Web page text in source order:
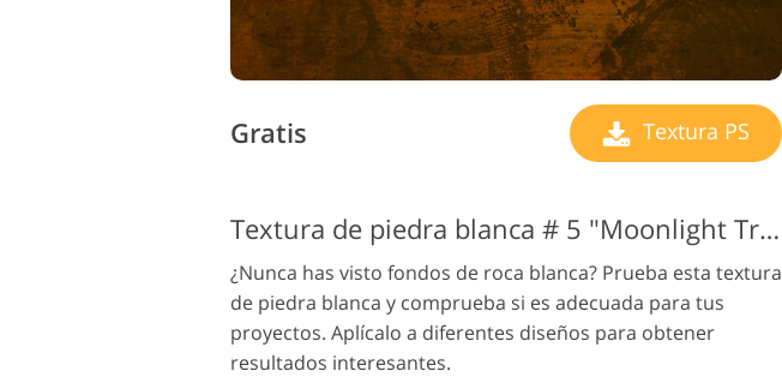
Gratis Textura PS
Textura de piedra blanca # 5 "Moonlight Track"
¿Nunca has visto fondos de roca blanca? Prueba esta textura
de piedra blanca y comprueba si es adecuada para tus
proyectos. Aplícalo a diferentes diseños para obtener
resultados interesantes.